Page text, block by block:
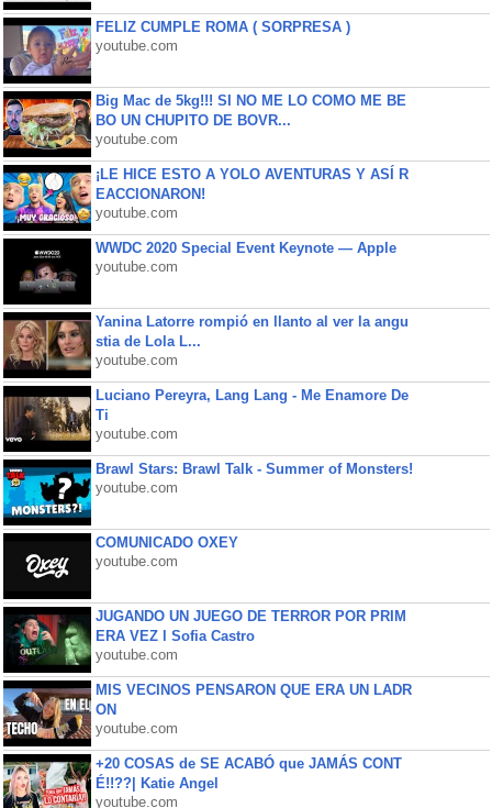
FELIZ CUMPLE ROMA ( SORPRESA )
youtube.com
Big Mac de 5kg!!! SI NO ME LO COMO ME BE
BO UN CHUPITO DE BOVR...
youtube.com
¡LE HICE ESTO A YOLO AVENTURAS Y ASÍ R
EACCIONARON!
youtube.com
WWDC 2020 Special Event Keynote — Apple
youtube.com
Yanina Latorre rompió en llanto al ver la angu
stia de Lola L...
youtube.com
Luciano Pereyra, Lang Lang - Me Enamore De
Ti
youtube.com
Brawl Stars: Brawl Talk - Summer of Monsters!
youtube.com
COMUNICADO OXEY
youtube.com
JUGANDO UN JUEGO DE TERROR POR PRIM
ERA VEZ l Sofia Castro
youtube.com
MIS VECINOS PENSARON QUE ERA UN LADR
ON
youtube.com
+20 COSAS de SE ACABÓ que JAMÁS CONT
É!!??| Katie Angel
youtube.com